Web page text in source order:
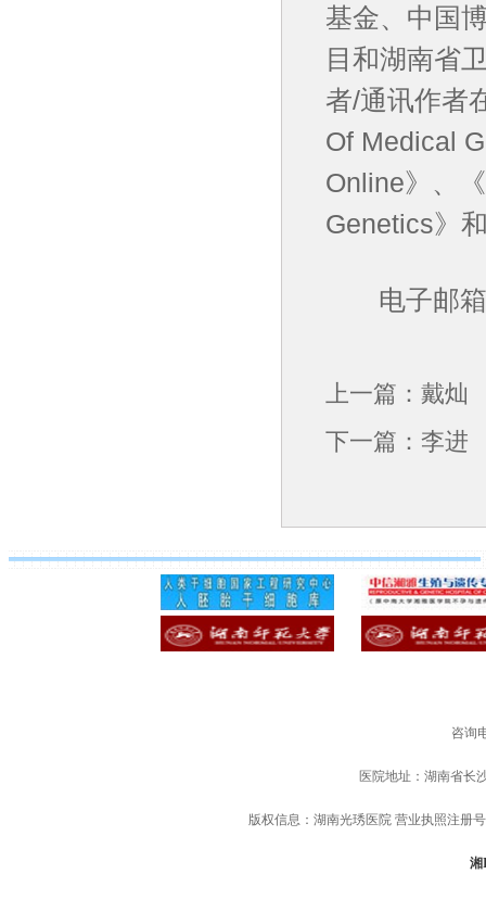
基金、中国
目和湖南省
者/通讯作者
Of Medical
Online》、
Genetics》
电子邮箱
上一篇： 戴灿
下一篇： 李进
咨询
医院地址：湖南省长
版权信息：湖南光琇医院 营业执照注
湘